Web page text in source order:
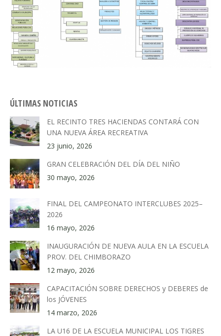
ÚLTIMAS NOTICIAS
EL RECINTO TRES HACIENDAS CONTARÁ CON
UNA NUEVA ÁREA RECREATIVA
23 junio, 2026
GRAN CELEBRACIÓN DEL DÍA DEL NIÑO
30 mayo, 2026
FINAL DEL CAMPEONATO INTERCLUBES 2025–
2026
16 mayo, 2026
INAUGURACIÓN DE NUEVA AULA EN LA ESCUELA
PROV. DEL CHIMBORAZO
12 mayo, 2026
CAPACITACIÓN SOBRE DERECHOS y DEBERES de
los JÓVENES
14 marzo, 2026
LA U16 DE LA ESCUELA MUNICIPAL LOS TIGRES